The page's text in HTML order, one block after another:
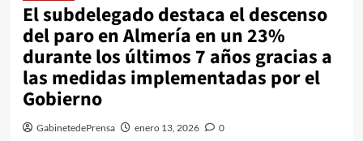
El subdelegado destaca el descenso
del paro en Almería en un 23%
durante los últimos 7 años gracias a
las medidas implementadas por el
Gobierno
GabinetedePrensa enero 13, 2026 0